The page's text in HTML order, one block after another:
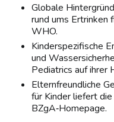
Globale
rund ums Ertrinken
WHO.
Kinderspezifische
und
Pediatrics auf ihrer
Elternfreundliche
für Kinder liefert
BZgA‑Homepage.